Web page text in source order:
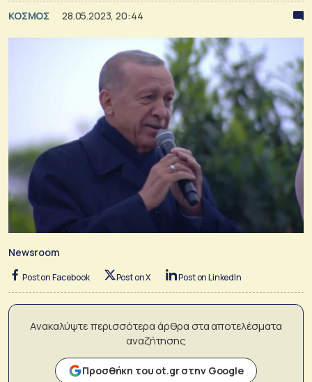
ΚΟΣΜΟΣ 28.05.2023, 20:44
Newsroom
Post on Facebook Post on X Post on LinkedIn
Ανακαλύψτε περισσότερα άρθρα στα αποτελέσματα
αναζήτησης
Προσθήκη του ot.gr στην Google